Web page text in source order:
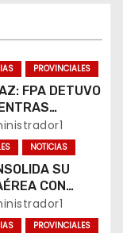
PROVINCIALES
FPA DETUVO
COCAÍNA Y
PLAZA
NOTICIAS
SU
CON
A
PROVINCIALES